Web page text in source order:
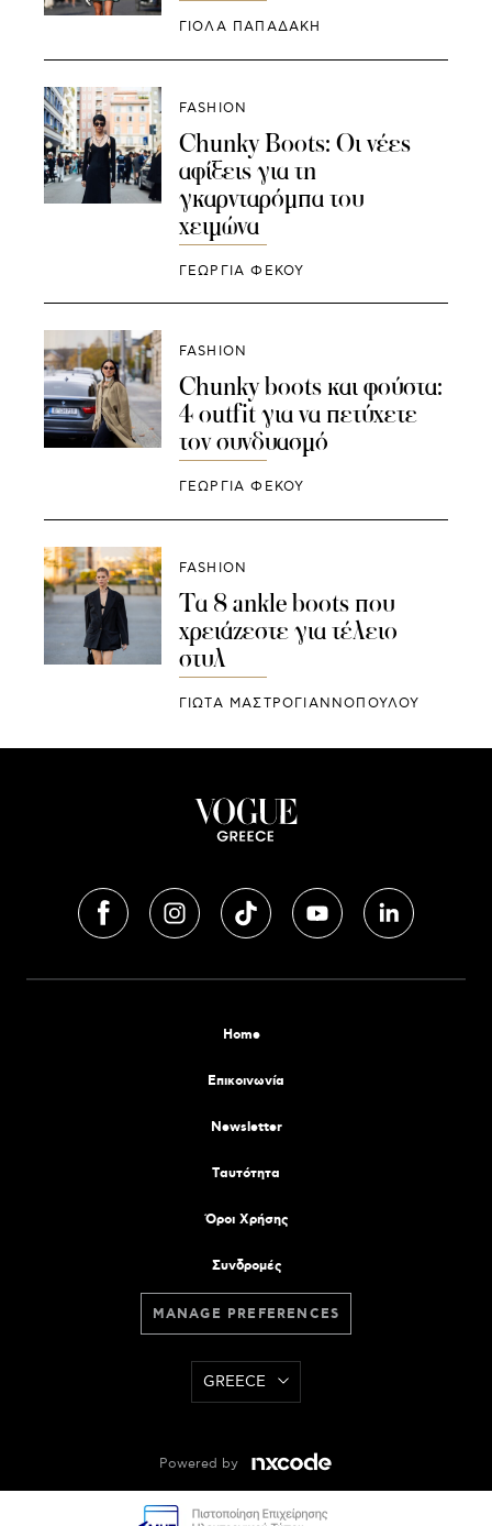
ΓΙΌΛΑ ΠΑΠΑΔΆΚΗ
FASHION
Chunky Boots: Οι νέες
αφίξεις για τη
γκαρνταρόμπα του
χειμώνα
ΓΕΩΡΓΙΑ ΦΕΚΟΥ
FASHION
Chunky boots και φούστα:
4 outfit για να πετύχετε
τον συνδυασμό
ΓΕΩΡΓΙΑ ΦΕΚΟΥ
FASHION
Τα 8 ankle boots που
χρειάζεστε για τέλειο
στυλ
ΓΙΩΤΑ ΜΑΣΤΡΟΓΙΑΝΝΟΠΟΥΛΟΥ
Home
Επικοινωνία
Newsletter
Tαυτότητα
Όροι Χρήσης
Συνδρομές
MANAGE PREFERENCES
GREECE
Powered by